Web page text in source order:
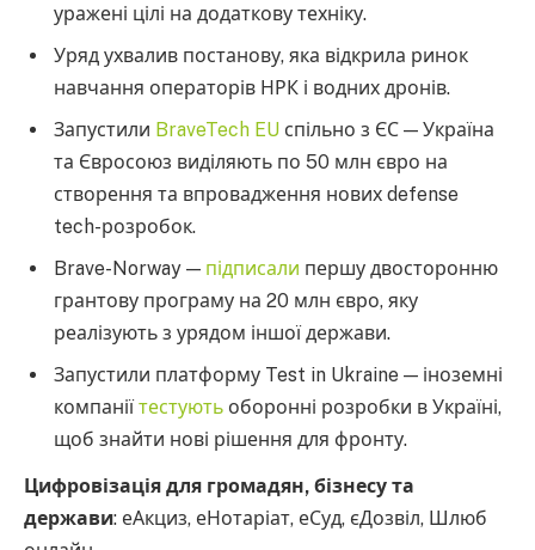
уражені цілі на додаткову техніку.
Уряд ухвалив постанову, яка відкрила ринок
навчання операторів НРК і водних дронів.
Запустили BraveTech EU спільно з ЄС — Україна
та Євросоюз виділяють по 50 млн євро на
створення та впровадження нових defense
tech-розробок.
Brave-Norway — підписали першу двосторонню
грантову програму на 20 млн євро, яку
реалізують з урядом іншої держави.
Запустили платформу Test in Ukraine — іноземні
компаніїтестують оборонні розробки в Україні,
щоб знайти нові рішення для фронту.
Цифровізація для громадян, бізнесу та
держави: еАкциз, еНотаріат, еСуд, єДозвіл, Шлюб